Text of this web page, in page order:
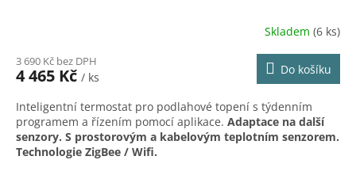
Skladem (6 ks)
3 690 Kč bez DPH
4 465 Kč / ks
Do košíku
Inteligentní termostat pro podlahové topení s týdenním
programem a řízením pomocí aplikace. Adaptace na další
senzory. S prostorovým a kabelovým teplotním senzorem.
Technologie ZigBee / Wifi.